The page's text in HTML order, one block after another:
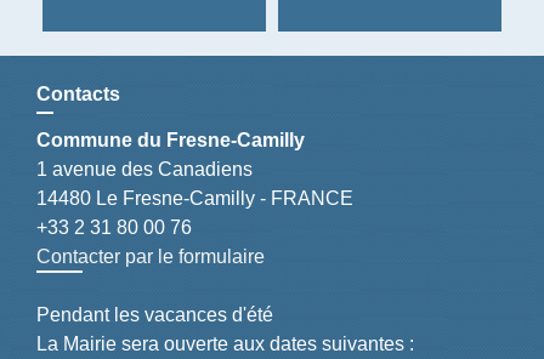
Contacts
Commune du Fresne-Camilly
1 avenue des Canadiens
14480 Le Fresne-Camilly - FRANCE
+33 2 31 80 00 76
Contacter par le formulaire
Pendant les vacances d'été
La Mairie sera ouverte aux dates suivantes :